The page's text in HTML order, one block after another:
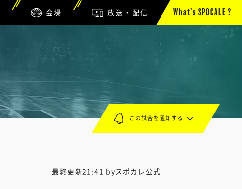
会場 放送・配信 What’s SPOCALE ?
最終更新21:41 byスポカレ公式
この試合を通知する